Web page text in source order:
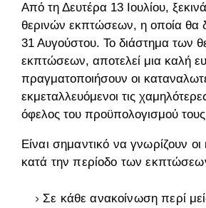
Από τη Δευτέρα 13 Ιουλίου,
θερινών εκπτώσεων, η οποία θα
31 Αυγούστου. Το διάστημα των
εκπτώσεων, αποτελεί μια καλή
πραγματοποιήσουν οι
εκμεταλλευόμενοι τις
όφελος του προϋπολογισμού
Είναι σημαντικό να γνωρίζουν
κατά την περίοδο των
Σε κάθε ανακοίνωση περί